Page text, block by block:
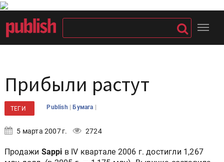
Прибыли растут
ТЕГИ Publish |Бумага |
5 марта 2007 г. 2724
Продажи Sappi в IV квартале 2006 г. достигли 1,267